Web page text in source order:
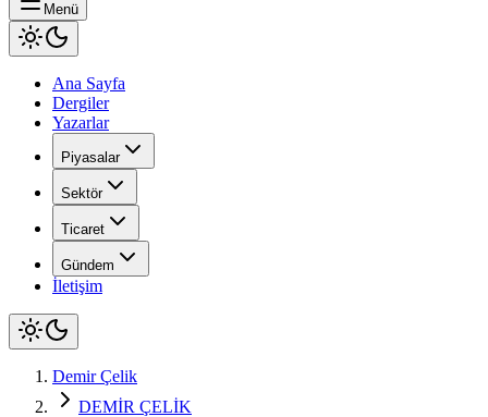
Menü
Ana Sayfa
Dergiler
Yazarlar
Piyasalar
Sektör
Ticaret
Gündem
İletişim
Demir Çelik
DEMİR ÇELİK